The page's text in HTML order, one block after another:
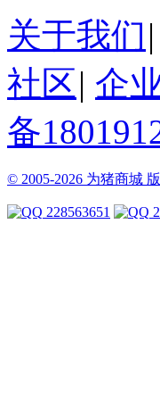
关于我们 |
社区| 企
备
© 2005-2026 为猪商城
228563651